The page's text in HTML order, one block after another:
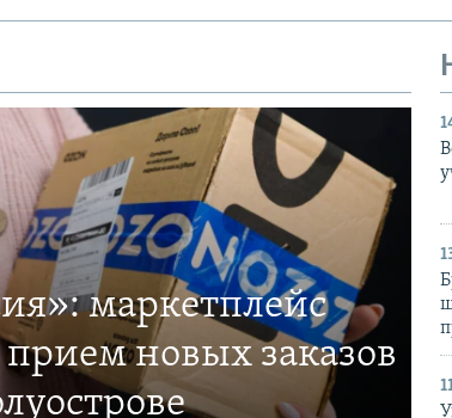
маркетплейс
новых заказов